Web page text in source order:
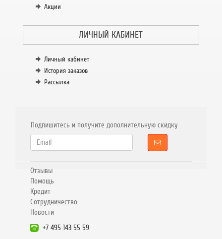
Акции
ЛИЧНЫЙ КАБИНЕТ
Личный кабинет
История заказов
Рассылка
Подпишитесь и получите дополнительную скидку
Отзывы
Помощь
Кредит
Сотрудничество
Новости
+7 495 143 55 59